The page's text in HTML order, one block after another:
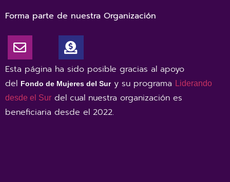
Forma parte de nuestra Organización
Esta página ha sido posible gracias al apoyo
del Fondo de Mujeres del Sur y su programa Liderando
desde el Sur del cual nuestra organización es
beneficiaria desde el 2022.